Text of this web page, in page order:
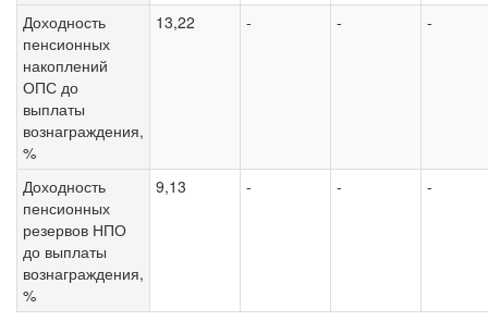
Доходность
пенсионных
накоплений
ОПС до
выплаты
вознаграждения,
%
13,22 - - -
Доходность
пенсионных
резервов НПО
до выплаты
вознаграждения,
%
9,13 - - -